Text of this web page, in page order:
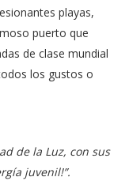
playas,
puerto que
de clase mundial
los gustos o
de la Luz, con sus
juvenil!”.